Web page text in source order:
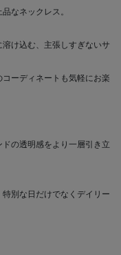
なネックレス。
け込む、主張しすぎないサ
ーディネートも気軽にお楽
の透明感をより一層引き立
別な日だけでなくデイリー